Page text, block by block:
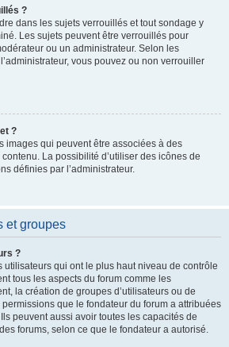
?
dans les sujets verrouillés et tout sondage y
Les sujets peuvent être verrouillés pour
ou un administrateur. Selon les
vous pouvez ou non verrouiller
?
images qui peuvent être associées à des
La possibilité d’utiliser des icônes de
définies par l’administrateur.
et groupes
?
utilisateurs qui ont le plus haut niveau de contrôle
tous les aspects du forum comme les
la création de groupes d’utilisateurs ou de
que le fondateur du forum a attribuées
peuvent aussi avoir toutes les capacités de
forums, selon ce que le fondateur a autorisé.